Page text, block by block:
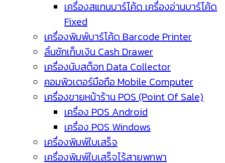
เครื่องสแกนบาร์โค้ด เครื่องอ่านบาร์โค้ด
Fixed
เครื่องพิมพ์บาร์โค้ด Barcode Printer
ลิ้นชักเก็บเงิน Cash Drawer
เครื่องนับสต็อก Data Collector
คอมพิวเตอร์มือถือ Mobile Computer
เครื่องขายหน้าร้าน POS (Point Of Sale)
เครื่อง POS Android
เครื่อง POS Windows
เครื่องพิมพ์ใบเสร็จ
เครื่องพิมพ์ใบเสร็จไร้สายพกพา